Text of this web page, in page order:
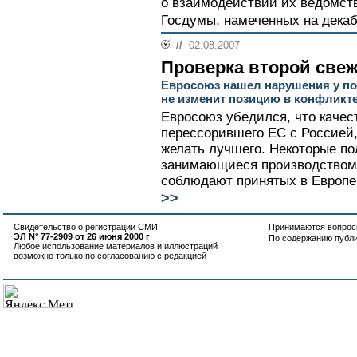
о взаимодействии их
Госдумы, намеченных на
// 02.08.2007
Проверка второй
Евросоюз нашел нарушения у
не изменит позицию в
Евросоюз убедился, что
перессорившего ЕС с
желать лучшего. Некоторые
занимающиеся
соблюдают принятых в
>>
Свидетельство о регистрации СМИ:
ЭЛ N° 77-2909 от 26 июня 2000 г
Любое использование материалов и иллюстраций
возможно только по согласованию с редакцией
Принимаются
По содержанию